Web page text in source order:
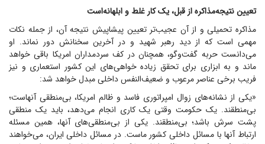
تعیین نتیجه‌مذاکره از قبل، یک کار غلط و ابلهانه‌است
مذاکره تحمیلی و از آن عجیب‌تر تعیین پیشاپیش نتیجه آن، از جمله نکات
مهمی است که از دید رهبر شهید و در آخرین سخنانش دور نماند. او
می‌دانست حربه گفت‌و‌گو، همچنان در کف سردمداران امریکا باقی خواهد
ماند و به ابزاری برای تحقق زیاده خواهی‌های این کشور استعماری و نیز
فریب برخی عناصر مرعوب و ضعیف‌النفس داخلی مبدل خواهد شد:
«یکی از نشانه‌های زوال امپراتوری فاسد و ظالم امریکا، بی‌منطقی آنهاست؛
بی‌منطقند. یک حکومت وقتی یک کاری انجام می‌دهد، باید یک منطقی
پشت سرش باشد؛ بی‌منطقند. یکی از بی‌منطقی‌های آنها، همین مسئله
ارتباط آنها با مسائل داخلی کشور ماست. در مسائل داخلی ایران، می‌خواهند